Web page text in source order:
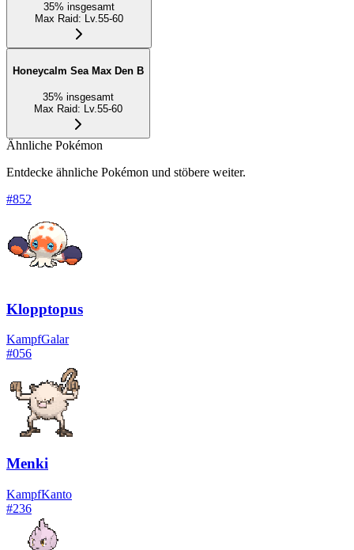
35% insgesamt
Max Raid: Lv.55-60
Honeycalm Sea Max Den B
35% insgesamt
Max Raid: Lv.55-60
Ähnliche Pokémon
Entdecke ähnliche Pokémon und stöbere weiter.
#852
Klopptopus
KampfGalar
#056
Menki
KampfKanto
#236